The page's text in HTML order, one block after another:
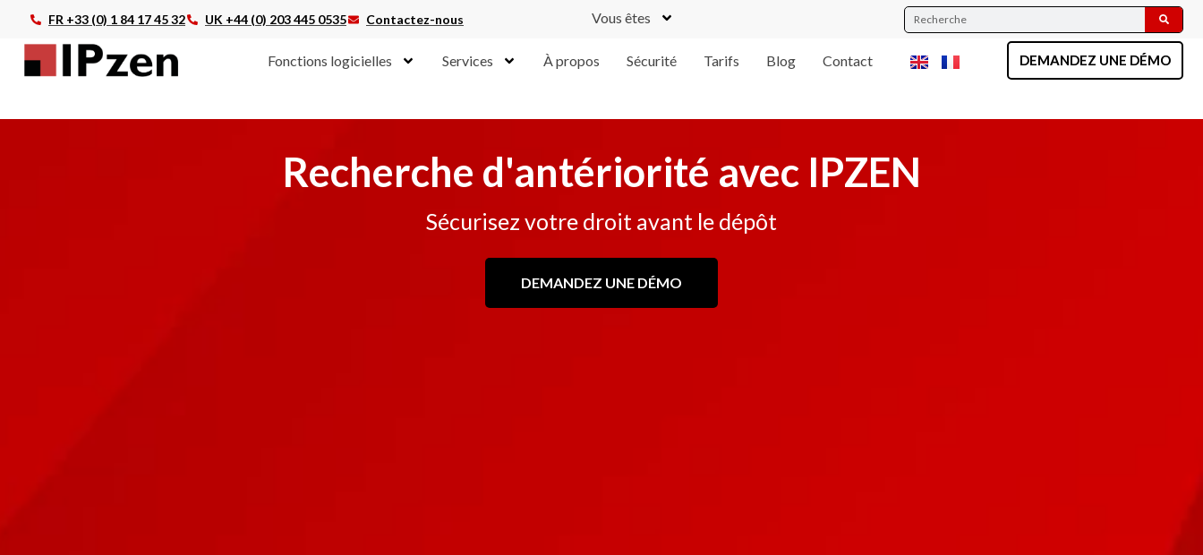
FR +33 (0) 1 84 17 45 32 UK +44 (0) 203 445 0535 Contactez-nous Vous êtes
Fonctions logicielles Services À propos Sécurité Tarifs Blog Contact DEMANDEZ UNE DÉMO
Recherche d'antériorité avec IPZEN
Sécurisez votre droit avant le dépôt
DEMANDEZ UNE DÉMO